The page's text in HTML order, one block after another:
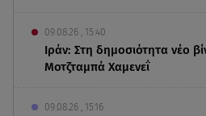
09.08.26 , 15:40
Ιράν: Στη δημοσιότητα νέο
Μοτζταμπά Χαμενεΐ
09.08.26 , 15:16